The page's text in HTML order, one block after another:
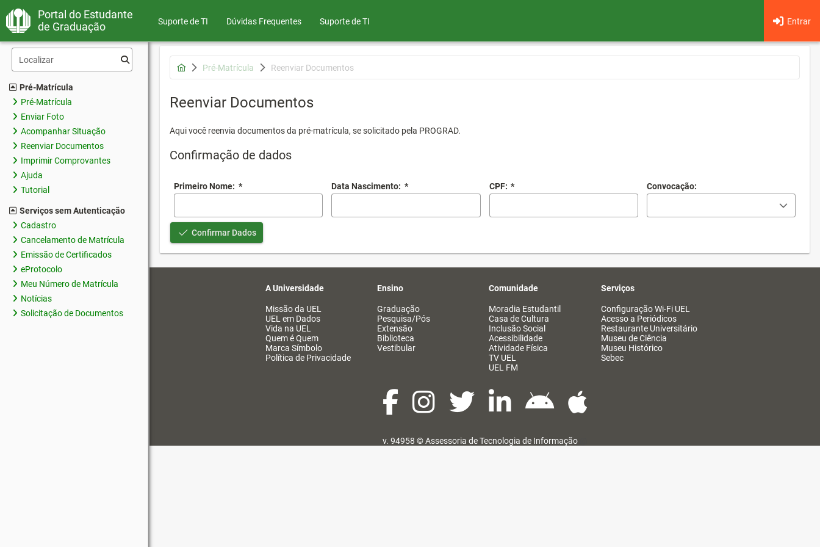
Portal do Estudante
de Graduação
Suporte de TI Dúvidas Frequentes Entrar
Suporte de TI
Pré-Matrícula
Pré-Matrícula
Enviar Foto
Acompanhar Situação
Reenviar Documentos
Imprimir Comprovantes
Ajuda
Tutorial
Serviços sem Autenticação
Cadastro
Cancelamento de Matrícula
Emissão de Certificados
eProtocolo
Meu Número de Matrícula
Notícias
Solicitação de Documentos
Pré-Matrícula Reenviar Documentos
Reenviar Documentos
Aqui você reenvia documentos da pré-matrícula, se solicitado pela PROGRAD.
Confirmação de dados
Primeiro Nome: * Data Nascimento: * CPF: * Convocação:
Confirmar Dados
A Universidade
Missão da UEL
UEL em Dados
Vida na UEL
Quem é Quem
Marca Símbolo
Política de Privacidade
Ensino
Graduação
Pesquisa/Pós
Extensão
Biblioteca
Vestibular
Comunidade
Moradia Estudantil
Casa de Cultura
Inclusão Social
Acessibilidade
Atividade Física
TV UEL
UEL FM
Serviços
Configuração Wi-Fi UEL
Acesso a Periódicos
Restaurante Universitário
Museu de Ciência
Museu Histórico
Sebec
v. 94958 ©Assessoria de Tecnologia de Informação